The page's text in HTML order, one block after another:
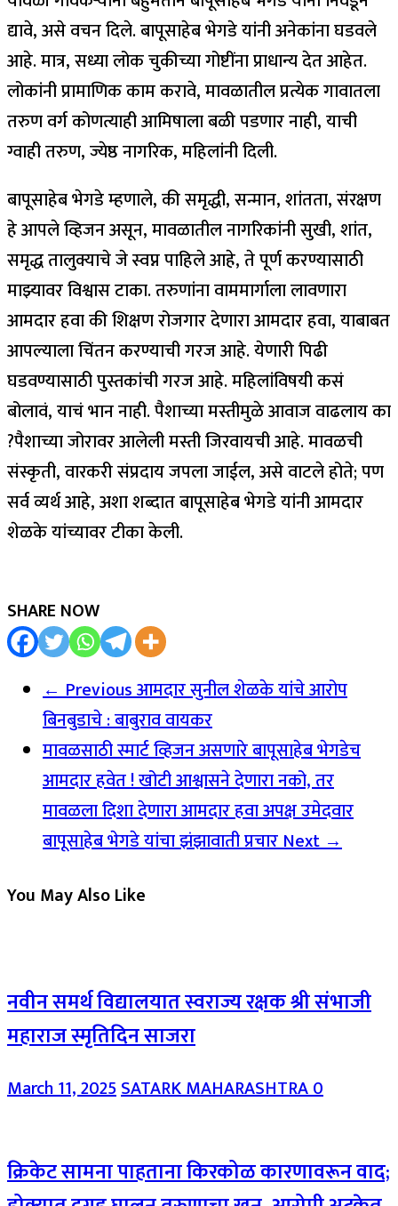
द्यावे, असे वचन दिले. बापूसाहेब भेगडे यांनी अनेकांना घडवले
आहे. मात्र, सध्या लोक चुकीच्या गोष्टींना प्राधान्य देत आहेत.
लोकांनी प्रामाणिक काम करावे, मावळातील प्रत्येक गावातला
तरुण वर्ग कोणत्याही आमिषाला बळी पडणार नाही, याची
ग्वाही तरुण, ज्येष्ठ नागरिक, महिलांनी दिली.
बापूसाहेब भेगडे म्हणाले, की समृद्धी, सन्मान, शांतता, संरक्षण
हे आपले व्हिजन असून, मावळातील नागरिकांनी सुखी, शांत,
समृद्ध तालुक्याचे जे स्वप्न पाहिले आहे, ते पूर्ण करण्यासाठी
माझ्यावर विश्वास टाका. तरुणांना वाममार्गाला लावणारा
आमदार हवा की शिक्षण रोजगार देणारा आमदार हवा, याबाबत
आपल्याला चिंतन करण्याची गरज आहे. येणारी पिढी
घडवण्यासाठी पुस्तकांची गरज आहे. महिलांविषयी कसं
बोलावं, याचं भान नाही. पैशाच्या मस्तीमुळे आवाज वाढलाय का
?पैशाच्या जोरावर आलेली मस्ती जिरवायची आहे. मावळची
संस्कृती, वारकरी संप्रदाय जपला जाईल, असे वाटले होते; पण
सर्व व्यर्थ आहे, अशा शब्दात बापूसाहेब भेगडे यांनी आमदार
शेळके यांच्यावर टीका केली.
SHARE NOW
← Previousआमदार सुनील शेळके यांचे आरोप
बिनबुडाचे : बाबुराव वायकर
मावळसाठी स्मार्ट व्हिजन असणारे बापूसाहेब भेगडेच
आमदार हवेत ! खोटी आश्वासने देणारा नको, तर
मावळला दिशा देणारा आमदार हवा अपक्ष उमेदवार
बापूसाहेब भेगडे यांचा झंझावाती प्रचारNext →
You May Also Like
नवीन समर्थ विद्यालयात स्वराज्य रक्षक श्री संभाजी
महाराज स्मृतिदिन साजरा
March 11, 2025SATARK MAHARASHTRA0
क्रिकेट सामना पाहताना किरकोळ कारणावरून वाद;